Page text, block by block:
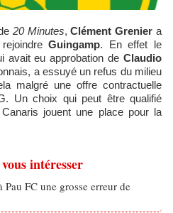
20 Minutes,Clément Grenier a
Guingamp. En effet le
avait eu approbation de Claudio
a essuyé un refus du milieu
malgré une offre contractuelle
Un choix qui peut être qualifié
jouent une place pour la
intéresser
FC une grosse erreur de